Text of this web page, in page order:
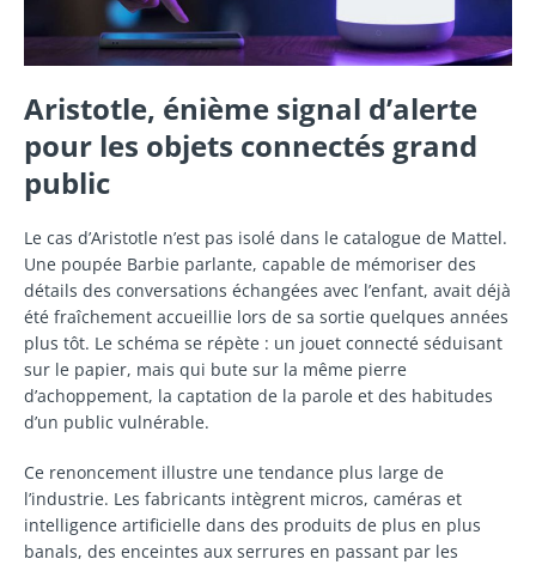
Aristotle, énième signal d’alerte
pour les objets connectés grand
public
Le cas d’Aristotle n’est pas isolé dans le catalogue de Mattel.
Une poupée Barbie parlante, capable de mémoriser des
détails des conversations échangées avec l’enfant, avait déjà
été fraîchement accueillie lors de sa sortie quelques années
plus tôt. Le schéma se répète : un jouet connecté séduisant
sur le papier, mais qui bute sur la même pierre
d’achoppement, la captation de la parole et des habitudes
d’un public vulnérable.
Ce renoncement illustre une tendance plus large de
l’industrie. Les fabricants intègrent micros, caméras et
intelligence artificielle dans des produits de plus en plus
banals, des enceintes aux serrures en passant par les